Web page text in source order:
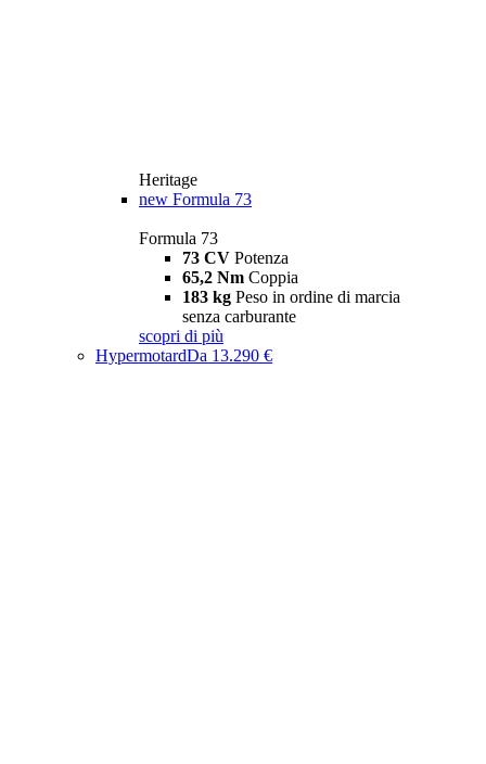
Heritage
new Formula 73
Formula 73
73 CV Potenza
65,2 Nm Coppia
183 kg Peso in ordine di marcia
senza carburante
scopri di più
HypermotardDa 13.290 €